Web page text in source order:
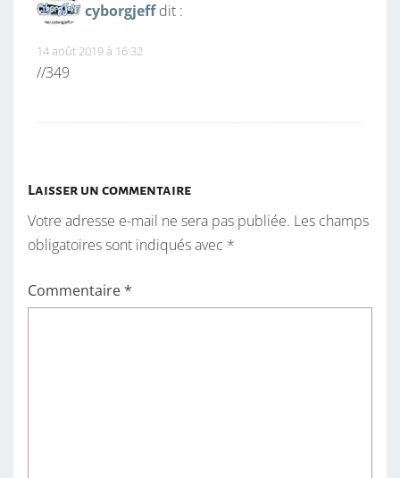
cyborgjeff dit :
14 août 2019 à 16:32
//349
Laisser un commentaire
Votre adresse e-mail ne sera pas publiée. Les champs
obligatoires sont indiqués avec *
Commentaire*